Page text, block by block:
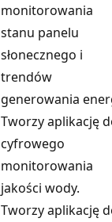
monitorowania
stanu panelu
słonecznego i
trendów
generowania
Tworzy aplikację
cyfrowego
monitorowania
jakości wody.
Tworzy aplikację